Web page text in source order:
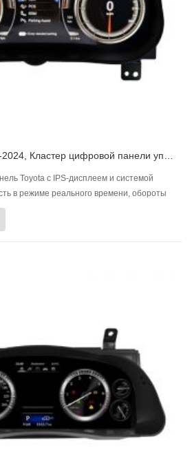
Toyota с IPS-дисплеем и системой
в режиме реального времени, обороты
состояние двигателя и давление в
быструю синхронизацию.